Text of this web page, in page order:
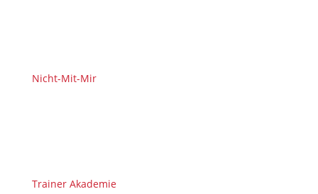
Nicht-Mit-Mir
Trainer Akademie